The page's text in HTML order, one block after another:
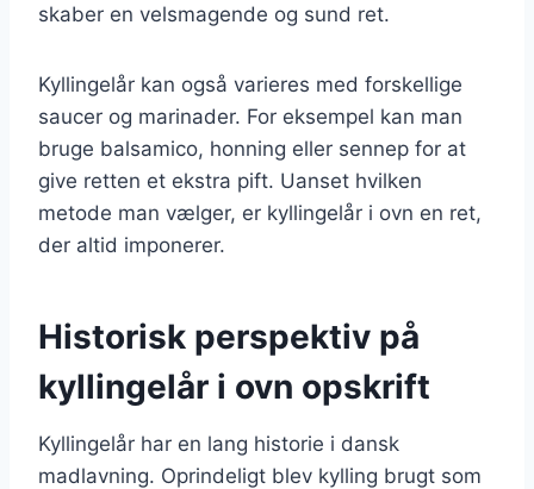
skaber en velsmagende og sund ret.
Kyllingelår kan også varieres med forskellige
saucer og marinader. For eksempel kan man
bruge balsamico, honning eller sennep for at
give retten et ekstra pift. Uanset hvilken
metode man vælger, er kyllingelår i ovn en ret,
der altid imponerer.
Historisk perspektiv på
kyllingelår i ovn opskrift
Kyllingelår har en lang historie i dansk
madlavning. Oprindeligt blev kylling brugt som